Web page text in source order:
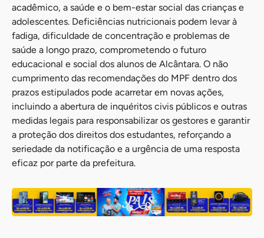
acadêmico, a saúde e o bem-estar social das crianças e
adolescentes. Deficiências nutricionais podem levar à
fadiga, dificuldade de concentração e problemas de
saúde a longo prazo, comprometendo o futuro
educacional e social dos alunos de Alcântara. O não
cumprimento das recomendações do MPF dentro dos
prazos estipulados pode acarretar em novas ações,
incluindo a abertura de inquéritos civis públicos e outras
medidas legais para responsabilizar os gestores e garantir
a proteção dos direitos dos estudantes, reforçando a
seriedade da notificação e a urgência de uma resposta
eficaz por parte da prefeitura.